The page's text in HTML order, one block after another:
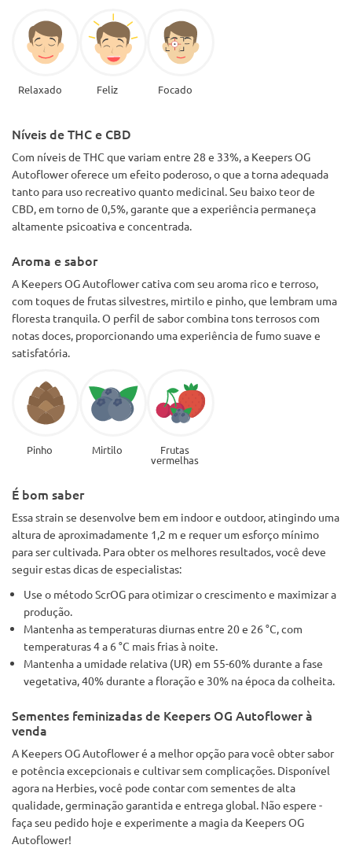
Relaxado Feliz Focado
Níveis de THC e CBD
Com níveis de THC que variam entre 28 e 33%, a Keepers OG
Autoflower oferece um efeito poderoso, o que a torna adequada
tanto para uso recreativo quanto medicinal. Seu baixo teor de
CBD, em torno de 0,5%, garante que a experiência permaneça
altamente psicoativa e concentrada.
Aroma e sabor
A Keepers OG Autoflower cativa com seu aroma rico e terroso,
com toques de frutas silvestres, mirtilo e pinho, que lembram uma
floresta tranquila. O perfil de sabor combina tons terrosos com
notas doces, proporcionando uma experiência de fumo suave e
satisfatória.
Pinho Mirtilo Frutas
vermelhas
É bom saber
Essa strain se desenvolve bem em indoor e outdoor, atingindo uma
altura de aproximadamente 1,2 m e requer um esforço mínimo
para ser cultivada. Para obter os melhores resultados, você deve
seguir estas dicas de especialistas:
Use o método ScrOG para otimizar o crescimento e maximizar a
produção.
Mantenha as temperaturas diurnas entre 20 e 26 °C, com
temperaturas 4 a 6 °C mais frias à noite.
Mantenha a umidade relativa (UR) em 55-60% durante a fase
vegetativa, 40% durante a floração e 30% na época da colheita.
Sementes feminizadas de Keepers OG Autoflower à
venda
A Keepers OG Autoflower é a melhor opção para você obter sabor
e potência excepcionais e cultivar sem complicações. Disponível
agora na Herbies, você pode contar com sementes de alta
qualidade, germinação garantida e entrega global. Não espere -
faça seu pedido hoje e experimente a magia da Keepers OG
Autoflower!